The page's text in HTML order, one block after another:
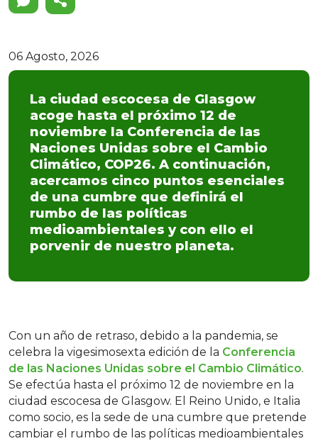
06 Agosto, 2026
La ciudad escocesa de Glasgow
acoge hasta el próximo 12 de
noviembre la Conferencia de las
Naciones Unidas sobre el Cambio
Climático, COP26. A continuación,
acercamos cinco puntos esenciales
de una cumbre que definirá el
rumbo de las políticas
medioambientales y con ello el
porvenir de nuestro planeta.
Con un año de retraso, debido a la pandemia, se
celebra la vigesimosexta edición de la Conferencia
de las Naciones Unidas sobre el Cambio Climático.
Se efectúa hasta el próximo 12 de noviembre en la
ciudad escocesa de Glasgow. El Reino Unido, e Italia
como socio, es la sede de una cumbre que pretende
cambiar el rumbo de las políticas medioambientales